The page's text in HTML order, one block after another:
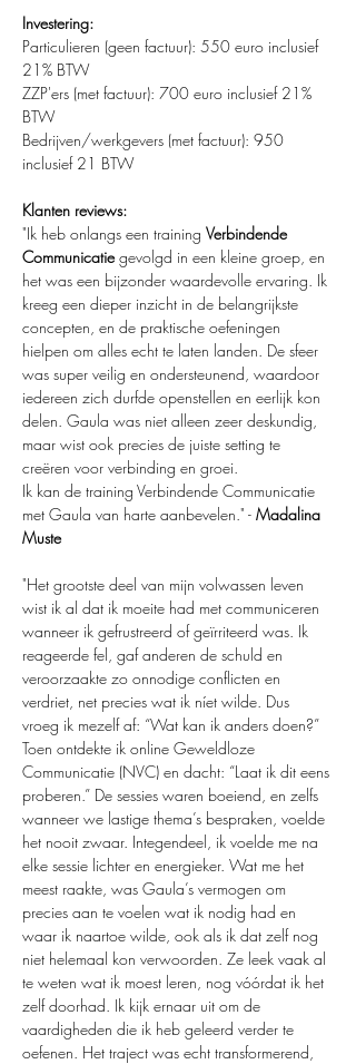
Investering:
Particulieren (geen factuur): 550 euro inclusief
21% BTW
ZZP'ers (met factuur): 700 euro inclusief 21%
BTW
Bedrijven/werkgevers (met factuur): 950
inclusief 21 BTW
Klanten reviews:
"Ik heb onlangs een training Verbindende
Communicatie gevolgd in een kleine groep, en
het was een bijzonder waardevolle ervaring. Ik
kreeg een dieper inzicht in de belangrijkste
concepten, en de praktische oefeningen
hielpen om alles echt te laten landen. De sfeer
was super veilig en ondersteunend, waardoor
iedereen zich durfde openstellen en eerlijk kon
delen. Gaula was niet alleen zeer deskundig,
maar wist ook precies de juiste setting te
creëren voor verbinding en groei.
Ik kan de training Verbindende Communicatie
met Gaula van harte aanbevelen." - Madalina
Muste
"Het grootste deel van mijn volwassen leven
wist ik al dat ik moeite had met communiceren
wanneer ik gefrustreerd of geïrriteerd was. Ik
reageerde fel, gaf anderen de schuld en
veroorzaakte zo onnodige conflicten en
verdriet, net precies wat ik níet wilde. Dus
vroeg ik mezelf af: “Wat kan ik anders doen?”
Toen ontdekte ik online Geweldloze
Communicatie (NVC) en dacht: “Laat ik dit eens
proberen.” De sessies waren boeiend, en zelfs
wanneer we lastige thema’s bespraken, voelde
het nooit zwaar. Integendeel, ik voelde me na
elke sessie lichter en energieker. Wat me het
meest raakte, was Gaula’s vermogen om
precies aan te voelen wat ik nodig had en
waar ik naartoe wilde, ook als ik dat zelf nog
niet helemaal kon verwoorden. Ze leek vaak al
te weten wat ik moest leren, nog vóórdat ik het
zelf doorhad. Ik kijk ernaar uit om de
vaardigheden die ik heb geleerd verder te
oefenen. Het traject was echt transformerend,